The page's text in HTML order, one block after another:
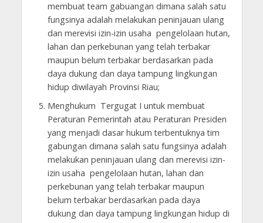
membuat team gabuangan dimana salah satu
fungsinya adalah melakukan peninjauan ulang
dan merevisi izin-izin usaha pengelolaan hutan,
lahan dan perkebunan yang telah terbakar
maupun belum terbakar berdasarkan pada
daya dukung dan daya tampung lingkungan
hidup diwilayah Provinsi Riau;
Menghukum Tergugat I untuk membuat
Peraturan Pemerintah atau Peraturan Presiden
yang menjadi dasar hukum terbentuknya tim
gabungan dimana salah satu fungsinya adalah
melakukan peninjauan ulang dan merevisi izin-
izin usaha pengelolaan hutan, lahan dan
perkebunan yang telah terbakar maupun
belum terbakar berdasarkan pada daya
dukung dan daya tampung lingkungan hidup di